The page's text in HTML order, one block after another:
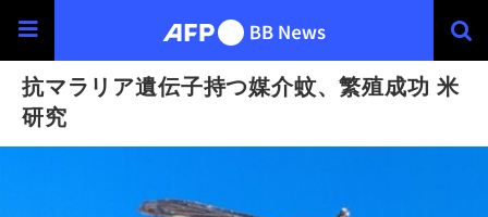
抗マラリア遺伝子持つ媒介蚊、繁殖成功 米
研究